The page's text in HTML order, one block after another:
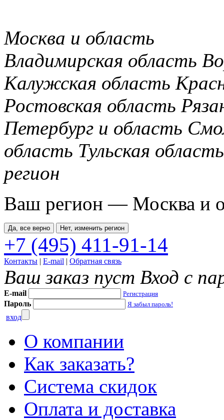
Москва и область
Владимирская область
Калужская область
Ростовская область
Петербург и область
область Тульская область
регион
Ваш регион — Москва и
Да, все верно Нет, изменить регион
+7 (495) 411-91-14
Контакты | E-mail | Обратная связь
Ваш заказ пуст Вход с
E-mail Регистрация
Пароль Я забыл пароль!
вход
О компании
Как заказать?
Система скидок
Оплата и доставка